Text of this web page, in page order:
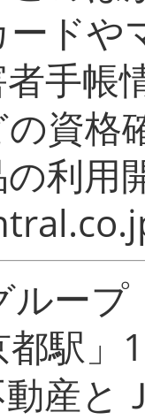
ドや
手帳
資格
利用
ルー
駅」
産と